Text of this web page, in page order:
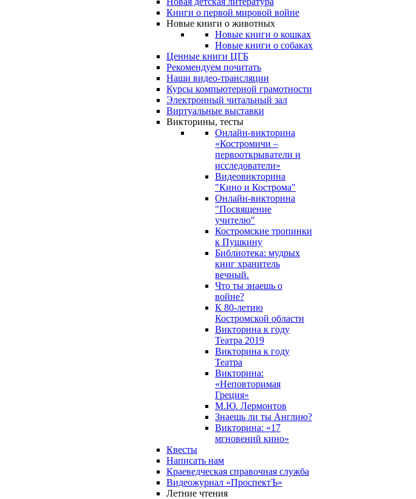
Книги о первой мировой войне
Новые книги о животных
Новые книги о кошках
Новые книги о собаках
Ценные книги ЦГБ
Рекомендуем почитать
Наши видео-трансляции
Курсы компьютерной грамотности
Электронный читальный зал
Виртуальные выставки
Викторины, тесты
Онлайн-викторина
«Костромичи –
первооткрыватели и
исследователи»
Видеовикторина
"Кино и Кострома"
Онлайн-викторина
"Посвящение
учителю"
Костромские тропинки
к Пушкину
Библиотека: мудрых
книг хранитель
вечный.
Что ты знаешь о
войне?
К 80-летию
Костромской области
Викторина к году
Театра 2019
Викторина к году
Театра
Викторина:
«Неповторимая
Греция»
М.Ю. Лермонтов
Знаешь ли ты Англию?
Викторина: «17
мгновений кино»
Квесты
Написать нам
Краеведческая справочная служба
Видеожурнал «ПроспектЪ»
Летние чтения